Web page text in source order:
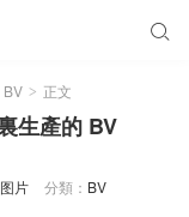

BV > 正文
生產的 BV
片 分類： BV